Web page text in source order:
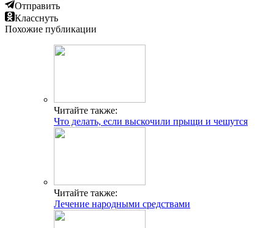
Отправить
Класснуть
Похожие публикации
Читайте также:
Что делать, если выскочили прыщи и чешутся
Читайте также:
Лечение народными средствами